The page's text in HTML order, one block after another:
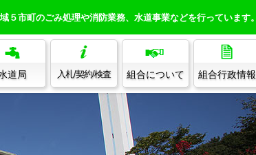
５市町のごみ処理や消防業務、水道事業などを行っています。
道局 入札/契約/検査 組合について 組合行政情報